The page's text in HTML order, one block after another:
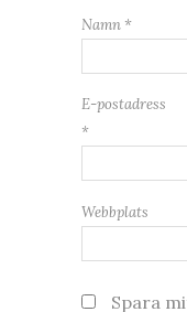
Namn *
E-postadress
*
Webbplats
Spara